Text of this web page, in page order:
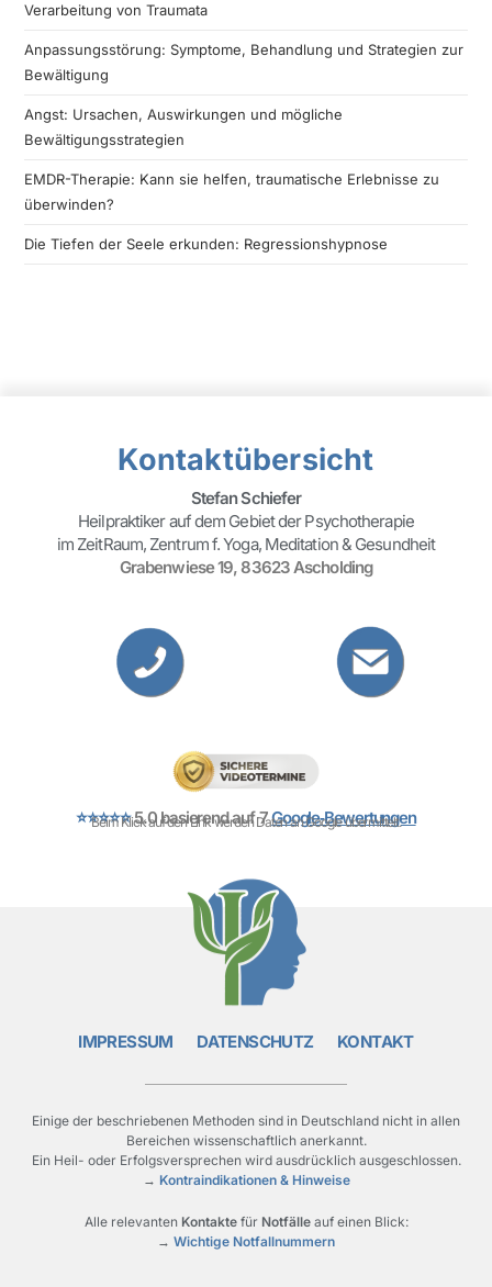
Verarbeitung von Traumata
Anpassungsstörung: Symptome, Behandlung und Strategien zur
Bewältigung
Angst: Ursachen, Auswirkungen und mögliche
Bewältigungsstrategien
EMDR-Therapie: Kann sie helfen, traumatische Erlebnisse zu
überwinden?
Die Tiefen der Seele erkunden: Regressionshypnose
Kontaktübersicht
Stefan Schiefer
Heilpraktiker auf dem Gebiet der Psychotherapie
im ZeitRaum, Zentrum f. Yoga, Meditation & Gesundheit
Grabenwiese 19, 83623 Ascholding
⭐⭐⭐⭐⭐5.0 basierend auf 7 Google‑Bewertungen
Beim Klick auf den Link werden Daten an Google übermittelt.
IMPRESSUM DATENSCHUTZ KONTAKT
Einige der beschriebenen Methoden sind in Deutschland nicht in allen
Bereichen wissenschaftlich anerkannt.
Ein Heil- oder Erfolgsversprechen wird ausdrücklich ausgeschlossen.
→ Kontraindikationen & Hinweise
Alle relevanten Kontaktefür Notfälleauf einen Blick:
→ Wichtige Notfallnummern